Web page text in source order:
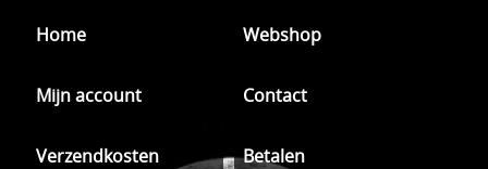
Home Webshop
Mijn account Contact
Verzendkosten Betalen